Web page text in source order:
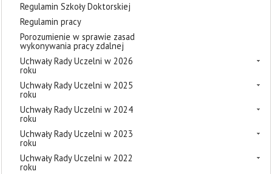
Regulamin Szkoły Doktorskiej
Regulamin pracy
Porozumienie w sprawie zasad
wykonywania pracy zdalnej
Uchwały Rady Uczelni w 2026
roku
Uchwały Rady Uczelni w 2025
roku
Uchwały Rady Uczelni w 2024
roku
Uchwały Rady Uczelni w 2023
roku
Uchwały Rady Uczelni w 2022
roku